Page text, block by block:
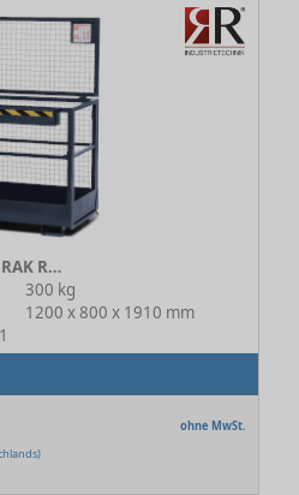
Arbeitsbühne für Stapler RAK RAL 7016 Anthrazit
300 kg
1200 x 800 x 1910 mm
ohne MwSt.